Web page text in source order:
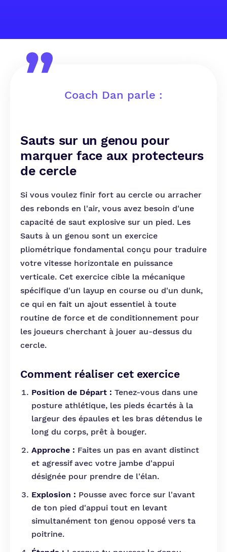
Coach Dan parle :
Sauts sur un genou pour
marquer face aux protecteurs
de cercle
Si vous voulez finir fort au cercle ou arracher
des rebonds en l'air, vous avez besoin d'une
capacité de saut explosive sur un pied. Les
Sauts à un genou sont un exercice
pliométrique fondamental conçu pour traduire
votre vitesse horizontale en puissance
verticale. Cet exercice cible la mécanique
spécifique d'un layup en course ou d'un dunk,
ce qui en fait un ajout essentiel à toute
routine de force et de conditionnement pour
les joueurs cherchant à jouer au-dessus du
cercle.
Comment réaliser cet exercice
Position de Départ : Tenez-vous dans une
posture athlétique, les pieds écartés à la
largeur des épaules et les bras détendus le
long du corps, prêt à bouger.
Approche : Faites un pas en avant distinct
et agressif avec votre jambe d'appui
désignée pour prendre de l'élan.
Explosion : Pousse avec force sur l'avant
de ton pied d'appui tout en levant
simultanément ton genou opposé vers ta
poitrine.